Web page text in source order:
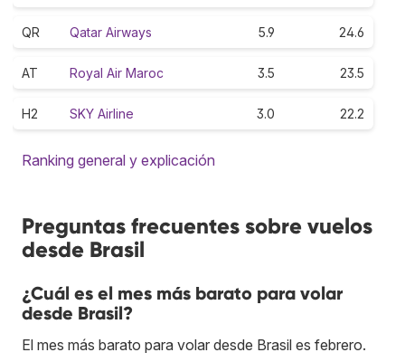
QR Qatar Airways 5.9 24.6
AT Royal Air Maroc 3.5 23.5
H2 SKY Airline 3.0 22.2
Ranking general y explicación
Preguntas frecuentes sobre vuelos
desde Brasil
¿Cuál es el mes más barato para volar
desde Brasil?
El mes más barato para volar desde Brasil es febrero.